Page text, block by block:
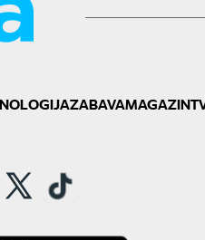
ZABAVAMAGAZIN